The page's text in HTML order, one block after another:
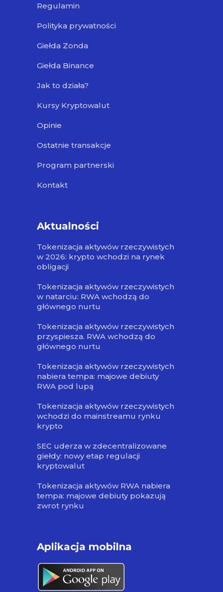
Regulamin
Polityka prywatności
Giełda Zonda
Giełda Binance
Jak to działa?
Kursy Kryptowalut
Opinie
Ostatnie transakcje
Program partnerski
Kontakt
Aktualności
Tokenizacja aktywów rzeczywistych
w 2026: krypto wchodzi na rynek
obligacji
Tokenizacja aktywów rzeczywistych
w natarciu: RWA wchodzą do
głównego nurtu
Tokenizacja aktywów rzeczywistych
przyspiesza. RWA wchodzą do
głównego nurtu
Tokenizacja aktywów rzeczywistych
nabiera tempa: majowe debiuty
RWA pod lupą
Tokenizacja aktywów rzeczywistych
wchodzi do mainstreamu rynku
krypto
SEC uderza w zdecentralizowane
giełdy: nowy etap regulacji
kryptowalut
Tokenizacja aktywów RWA nabiera
tempa: majowe debiuty pokazują
zwrot rynku
Aplikacja mobilna